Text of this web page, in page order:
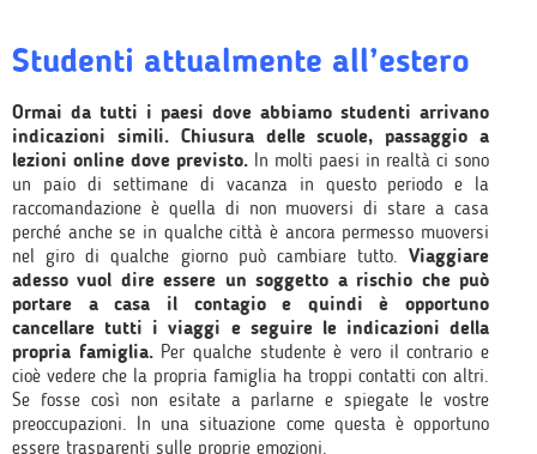
Studenti attualmente all’estero
Ormai da tutti i paesi dove abbiamo studenti arrivano
indicazioni simili. Chiusura delle scuole, passaggio a
lezioni online dove previsto. In molti paesi in realtà ci sono
un paio di settimane di vacanza in questo periodo e la
raccomandazione è quella di non muoversi di stare a casa
perché anche se in qualche città è ancora permesso muoversi
nel giro di qualche giorno può cambiare tutto. Viaggiare
adesso vuol dire essere un soggetto a rischio che può
portare a casa il contagio e quindi è opportuno
cancellare tutti i viaggi e seguire le indicazioni della
propria famiglia.Per qualche studente è vero il contrario e
cioè vedere che la propria famiglia ha troppi contatti con altri.
Se fosse così non esitate a parlarne e spiegate le vostre
preoccupazioni. In una situazione come questa è opportuno
essere trasparenti sulle proprie emozioni.